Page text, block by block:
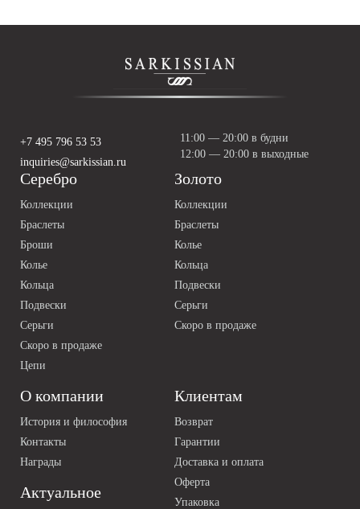
О компании
История и философия
Контакты
Награды
Актуальное
Клиентам
Возврат
Гарантии
Доставка и оплата
Оферта
Упаковка
Серебро
Коллекции
Браслеты
Броши
Колье
Кольца
Подвески
Серьги
Скоро в продаже
Цепи
Золото
Коллекции
Браслеты
Колье
Кольца
Подвески
Серьги
Скоро в продаже
+7 495 796 53 53
inquiries@sarkissian.ru
11:00 — 20:00 в будни
12:00 — 20:00 в выходные